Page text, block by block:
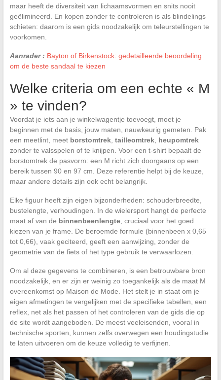
maar heeft de diversiteit van lichaamsvormen en snits nooit
geëlimineerd. En kopen zonder te controleren is als blindelings
schieten: daarom is een gids noodzakelijk om teleurstellingen te
voorkomen.
Aanrader : Bayton of Birkenstock: gedetailleerde beoordeling
om de beste sandaal te kiezen
Welke criteria om een echte « M
» te vinden?
Voordat je iets aan je winkelwagentje toevoegt, moet je
beginnen met de basis, jouw maten, nauwkeurig gemeten. Pak
een meetlint, meet borstomtrek, tailleomtrek, heupomtrek
zonder te valsspelen of te knijpen. Voor een t-shirt bepaalt de
borstomtrek de pasvorm: een M richt zich doorgaans op een
bereik tussen 90 en 97 cm. Deze referentie helpt bij de keuze,
maar andere details zijn ook echt belangrijk.
Elke figuur heeft zijn eigen bijzonderheden: schouderbreedte,
bustelengte, verhoudingen. In de wielersport hangt de perfecte
maat af van de binnenbeenlengte, cruciaal voor het goed
kiezen van je frame. De beroemde formule (binnenbeen x 0,65
tot 0,66), vaak geciteerd, geeft een aanwijzing, zonder de
geometrie van de fiets of het type gebruik te verwaarlozen.
Om al deze gegevens te combineren, is een betrouwbare bron
noodzakelijk, en er zijn er weinig zo toegankelijk als de maat M
overeenkomst op Maison de Mode. Het stelt je in staat om je
eigen afmetingen te vergelijken met de specifieke tabellen, een
reflex, net als het passen of het controleren van de gids die op
de site wordt aangeboden. De meest veeleisenden, vooral in
technische sporten, kunnen zelfs overwegen een houdingstudie
te laten uitvoeren om de keuze volledig te verfijnen.